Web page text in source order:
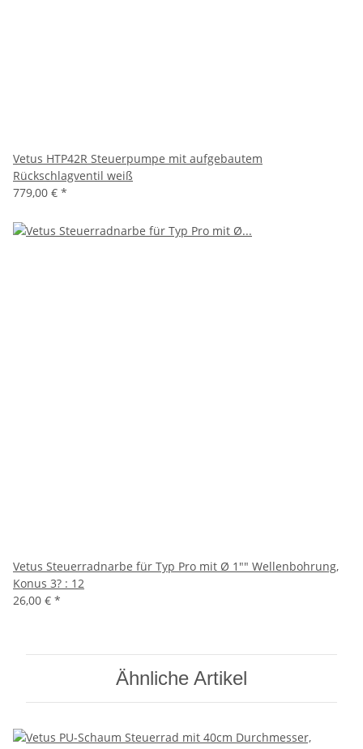
Vetus HTP42R Steuerpumpe mit aufgebautem
Rückschlagventil weiß
779,00 € *
Vetus Steuerradnarbe für Typ Pro mit Ø 1"" Wellenbohrung,
Konus 3? : 12
26,00 € *
Ähnliche Artikel